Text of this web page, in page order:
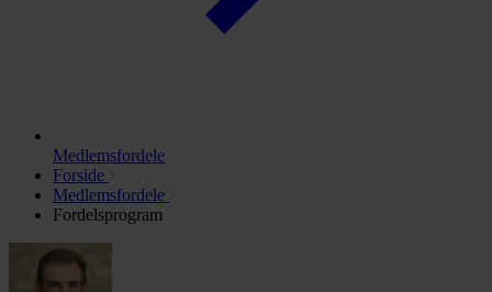
Medlemsfordele
Forside
Medlemsfordele
Fordelsprogram